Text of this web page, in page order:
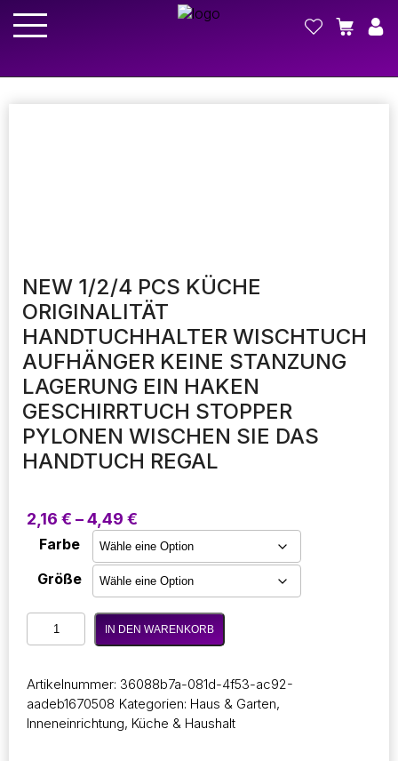
NEW 1/2/4 PCS KÜCHE
ORIGINALITÄT
HANDTUCHHALTER WISCHTUCH
AUFHÄNGER KEINE STANZUNG
LAGERUNG EIN HAKEN
GESCHIRRTUCH STOPPER
PYLONEN WISCHEN SIE DAS
HANDTUCH REGAL
2,16 € –4,49 €
2,16 €
4,49 €
Farbe
Größe
NEW
1/2/4
Originalität
Handtuchhalter
Wischtuch
IN DEN WARENKORB
Artikelnummer: 36088b7a-081d-4f53-ac92-
aadeb1670508 Kategorien: Haus & Garten,
Inneneinrichtung, Küche & Haushalt